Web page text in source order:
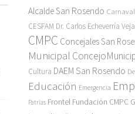
Alcalde San Rosendo
CESFAM Dr. Carlos Echeverría
CMPC Concejales San
Municipal
Cultura DAEM San Rosendo
Educación Emergencia
Patrias Frontel Fundación CMPC